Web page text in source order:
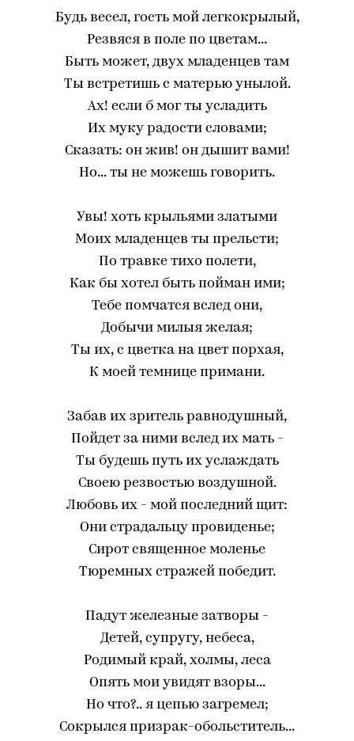
Будь весел, гость мой легкокрылый,
Резвяся в поле по цветам...
Быть может, двух младенцев там
Ты встретишь с матерью унылой.
Ах! если б мог ты усладить
Их муку радости словами;
Сказать: он жив! он дышит вами!
Но... ты не можешь говорить.
Увы! хоть крыльями златыми
Моих младенцев ты прельсти;
По травке тихо полети,
Как бы хотел быть пойман ими;
Тебе помчатся вслед они,
Добычи милыя желая;
Ты их, с цветка на цвет порхая,
К моей темнице примани.
Забав их зритель равнодушный,
Пойдет за ними вслед их мать -
Ты будешь путь их услаждать
Своею резвостью воздушной.
Любовь их - мой последний щит:
Они страдальцу провиденье;
Сирот священное моленье
Тюремных стражей победит.
Падут железные затворы -
Детей, супругу, небеса,
Родимый край, холмы, леса
Опять мои увидят взоры...
Но что?.. я цепью загремел;
Сокрылся призрак-обольститель...